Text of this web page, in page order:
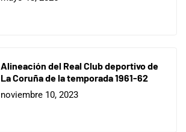
Alineación del Real Club deportivo de
La Coruña de la temporada 1961-62
noviembre 10, 2023